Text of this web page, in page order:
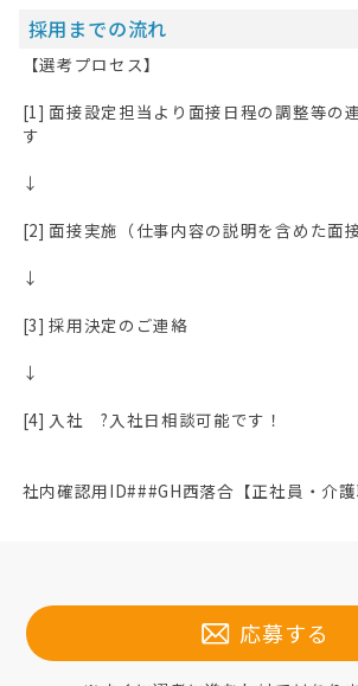
採用までの流れ
【選考プロセス】
[1] 面接設定担当より面接日程の調整等の
す
↓
[2] 面接実施（仕事内容の説明を含めた面接
↓
[3] 採用決定のご連絡
↓
[4] 入社 ?入社日相談可能です！
社内確認用ID###GH西落合【正社員・介
応募する